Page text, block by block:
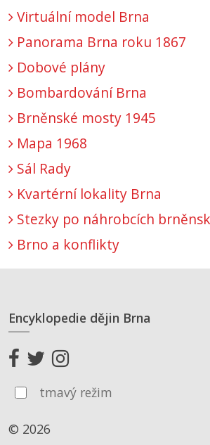
Virtuální model Brna
Panorama Brna roku 1867
Dobové plány
Bombardování Brna
Brněnské mosty 1945
Mapa 1968
Sál Rady
Kvartérní lokality Brna
Stezky po náhrobcích
Brno a konflikty
Encyklopedie dějin Brna
tmavý režim
© 2026